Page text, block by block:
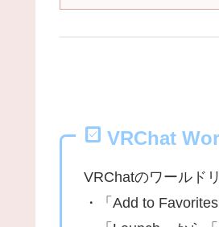
VRChat
VRChatのワールド
・「Add to